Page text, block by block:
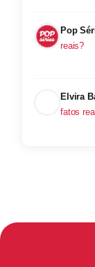
Pop
reais?
Elvira
fatos